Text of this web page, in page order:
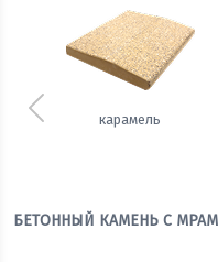
карамель
Предыдущий
БЕТОННЫЙ КАМЕНЬ С